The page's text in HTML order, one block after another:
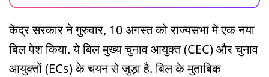
केंद्र सरकार ने गुरुवार, 10 अगस्त को राज्यसभा में एक नया
बिल पेश किया. ये बिल मुख्य चुनाव आयुक्त (CEC) और चुनाव
आयुक्तों (ECs) के चयन से जुड़ा है. बिल के मुताबिक